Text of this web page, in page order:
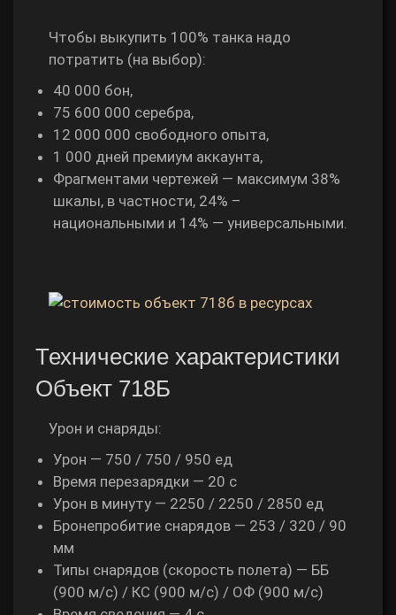
Чтобы выкупить 100% танка надо
потратить (на выбор):
40 000 бон,
75 600 000 серебра,
12 000 000 свободного опыта,
1 000 дней премиум аккаунта,
Фрагментами чертежей — максимум 38%
шкалы, в частности, 24% –
национальными и 14% — универсальными.
Технические характеристики
Объект 718Б
Урон и снаряды:
Урон — 750 / 750 / 950 ед
Время перезарядки — 20 с
Урон в минуту — 2250 / 2250 / 2850 ед
Бронепробитие снарядов — 253 / 320 / 90
мм
Типы снарядов (скорость полета) — ББ
(900 м/с) / КС (900 м/с) / ОФ (900 м/с)